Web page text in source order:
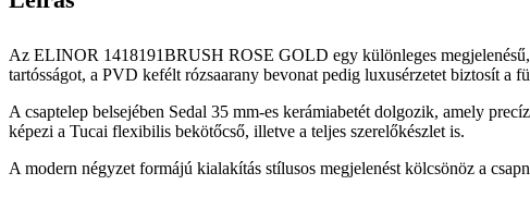
Az ELINOR 1418191BRUSH ROSE GOLD egy különleges megjelenésű,
tartósságot, a PVD kefélt rózsaarany bevonat pedig luxusérzetet biztosít a
A csaptelep belsejében Sedal 35 mm-es kerámiabetét dolgozik, amely
képezi a Tucai flexibilis bekötőcső, illetve a teljes szerelőkészlet is.
A modern négyzet formájú kialakítás stílusos megjelenést kölcsönöz a